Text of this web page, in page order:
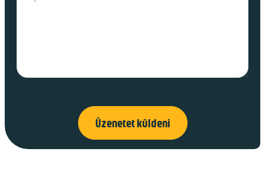
Üzenetet küldeni